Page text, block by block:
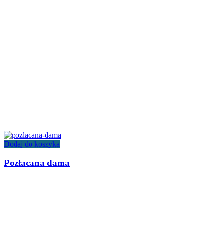
Dodaj do koszyka
Pozłacana dama